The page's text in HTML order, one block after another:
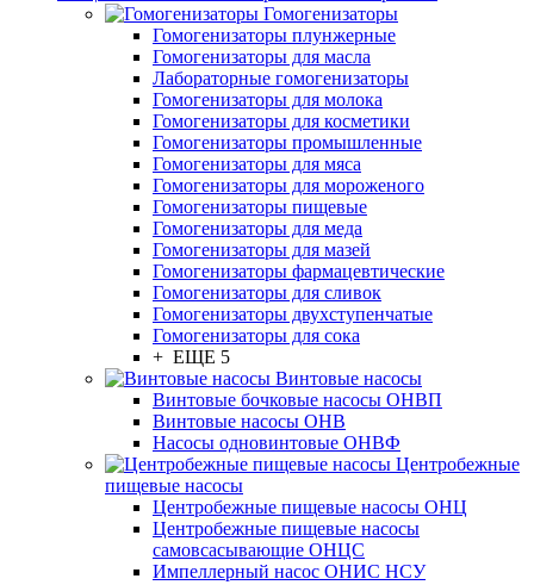
Гомогенизаторы
Гомогенизаторы плунжерные
Гомогенизаторы для масла
Лабораторные гомогенизаторы
Гомогенизаторы для молока
Гомогенизаторы для косметики
Гомогенизаторы промышленные
Гомогенизаторы для мяса
Гомогенизаторы для мороженого
Гомогенизаторы пищевые
Гомогенизаторы для меда
Гомогенизаторы для мазей
Гомогенизаторы фармацевтические
Гомогенизаторы для сливок
Гомогенизаторы двухступенчатые
Гомогенизаторы для сока
+ ЕЩЕ 5
Винтовые насосы
Винтовые бочковые насосы ОНВП
Винтовые насосы ОНВ
Насосы одновинтовые ОНВФ
Центробежные
пищевые насосы
Центробежные пищевые насосы ОНЦ
Центробежные пищевые насосы
самовсасывающие ОНЦС
Импеллерный насос ОНИС НСУ